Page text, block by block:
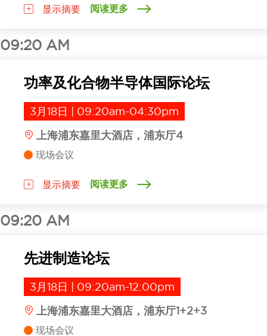
显示摘要 阅读更多
09:20 AM
功率及化合物半导体国际论坛
3月18日 | 09:20am-04:30pm
上海浦东嘉里大酒店，浦东厅4
现场会议
显示摘要 阅读更多
09:20 AM
先进制造论坛
3月18日 | 09:20am-12:00pm
上海浦东嘉里大酒店，浦东厅1+2+3
现场会议